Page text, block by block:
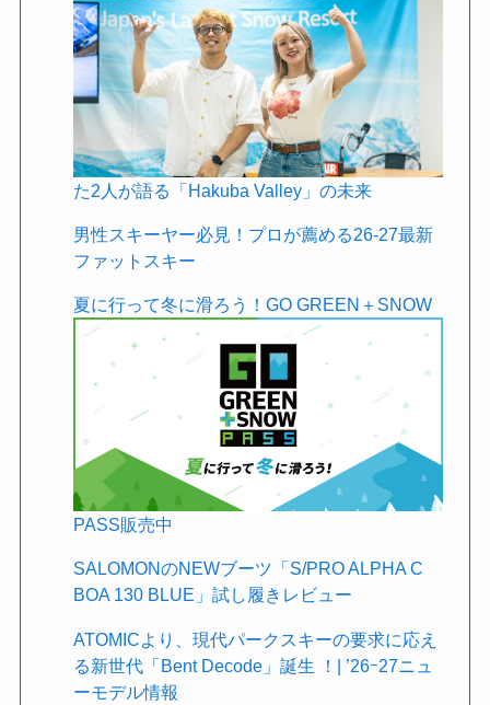
た2人が語る「Hakuba Valley」の未来
男性スキーヤー必見！プロが薦める26-27最新
ファットスキー
夏に行って冬に滑ろう！GO GREEN＋SNOW
PASS販売中
SALOMONのNEWブーツ「S/PRO ALPHA C
BOA 130 BLUE」試し履きレビュー
ATOMICより、現代パークスキーの要求に応え
る新世代「Bent Decode」誕生 ！| ’26ｰ27ニュ
ーモデル情報